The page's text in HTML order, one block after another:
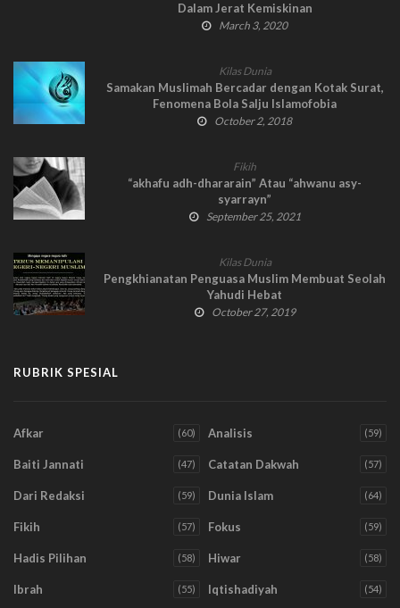
Dalam Jerat Kemiskinan
March 3, 2020
Kilas Dunia
Samakan Muslimah Bercadar dengan Kotak Surat,
Fenomena Bola Salju Islamofobia
October 2, 2018
Fikih
“akhafu adh-dhararain” Atau “ahwanu asy-
syarrayn”
September 25, 2021
Kilas Dunia
Pengkhianatan Penguasa Muslim Membuat Seolah
Yahudi Hebat
October 27, 2019
RUBRIK SPESIAL
Afkar (60) Analisis (59)
Baiti Jannati (47) Catatan Dakwah (57)
Dari Redaksi (59) Dunia Islam (64)
Fikih (57) Fokus (59)
Hadis Pilihan (58) Hiwar (58)
Ibrah (55) Iqtishadiyah (54)